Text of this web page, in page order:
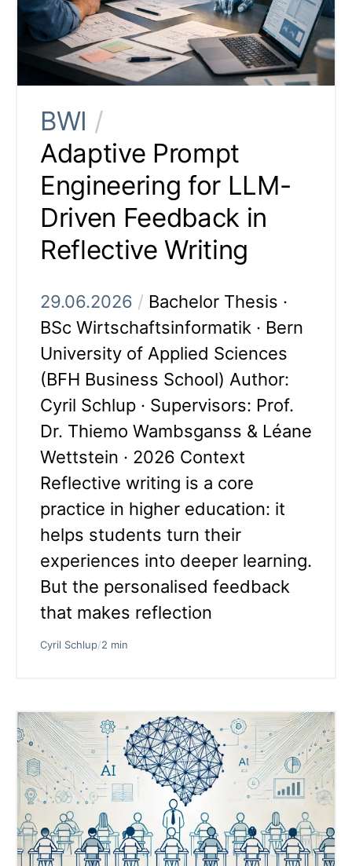
BWI /
Adaptive Prompt
Engineering for LLM-
Driven Feedback in
Reflective Writing
29.06.2026 / Bachelor Thesis ·
BSc Wirtschaftsinformatik · Bern
University of Applied Sciences
(BFH Business School) Author:
Cyril Schlup · Supervisors: Prof.
Dr. Thiemo Wambsganss & Léane
Wettstein · 2026 Context
Reflective writing is a core
practice in higher education: it
helps students turn their
experiences into deeper learning.
But the personalised feedback
that makes reflection
Cyril Schlup/2 min